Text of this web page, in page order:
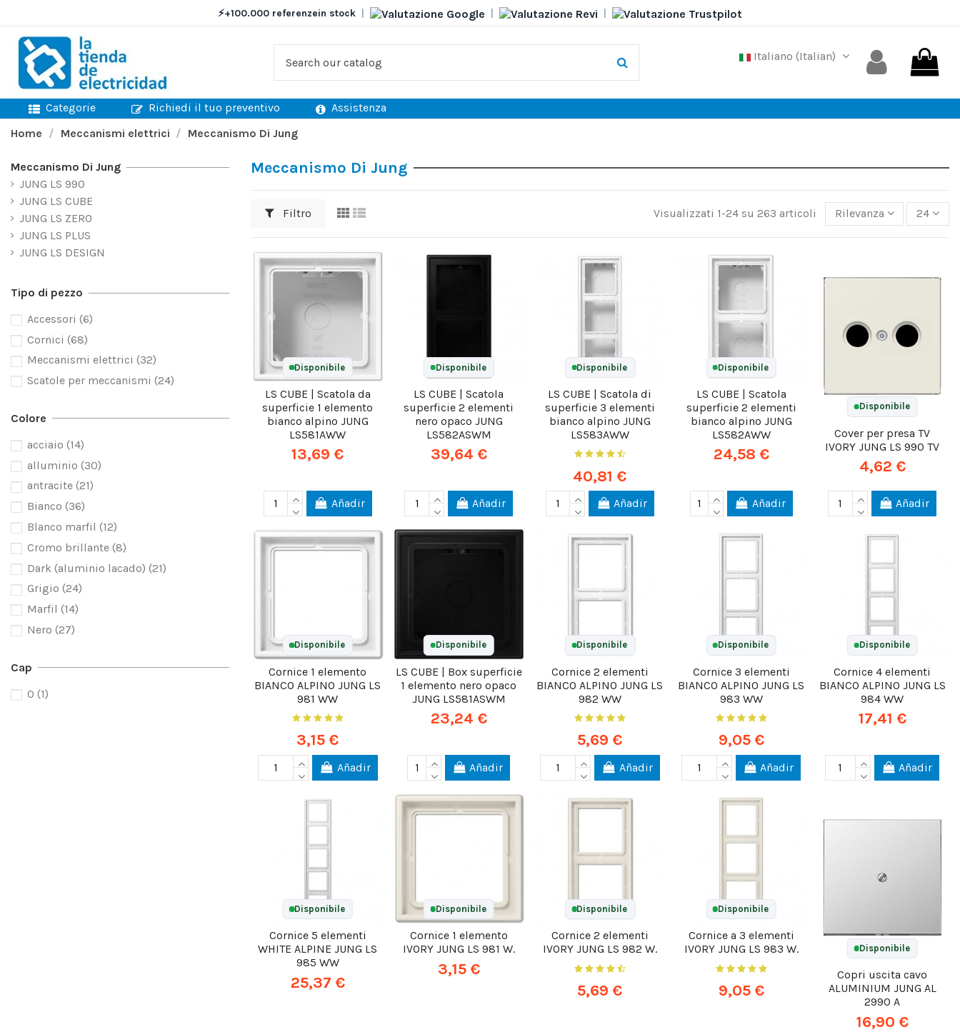
⚡+100.000 referenzein stock
Italiano (Italian)
Categorie Richiedi il tuo preventivo
Assistenza
Home
Meccanismi elettrici Meccanismo Di Jung
Meccanismo Di Jung
Filtro Visualizzati 1-24 su 263 articoli Rilevanza 24
Disponibile
LS CUBE | Scatola da
superficie 1 elemento
bianco alpino JUNG
LS581AWW
13,69 €
Añadir
Disponibile
LS CUBE | Scatola
superficie 2 elementi
nero opaco JUNG
LS582ASWM
39,64 €
Añadir
Disponibile
LS CUBE | Scatola di
superficie 3 elementi
bianco alpino JUNG
LS583AWW
40,81 €
Añadir
Disponibile
LS CUBE | Scatola
superficie 2 elementi
bianco alpino JUNG
LS582AWW
24,58 €
Añadir
Disponibile
Cover per presa TV
IVORY JUNG LS 990 TV
4,62 €
Añadir
Disponibile
Cornice 1 elemento
BIANCO ALPINO JUNG LS
981 WW
3,15 €
Añadir
Disponibile
LS CUBE | Box superficie
1 elemento nero opaco
JUNG LS581ASWM
23,24 €
Añadir
Disponibile
Cornice 2 elementi
BIANCO ALPINO JUNG LS
982 WW
5,69 €
Añadir
Disponibile
Cornice 3 elementi
BIANCO ALPINO JUNG LS
983 WW
9,05 €
Añadir
Disponibile
Cornice 4 elementi
BIANCO ALPINO JUNG LS
984 WW
17,41 €
Añadir
Disponibile
Cornice 5 elementi
WHITE ALPINE JUNG LS
985 WW
25,37 €
Disponibile
Cornice 1 elemento
IVORY JUNG LS 981 W.
3,15 €
Disponibile
Cornice 2 elementi
IVORY JUNG LS 982 W.
5,69 €
Disponibile
Cornice a 3 elementi
IVORY JUNG LS 983 W.
9,05 €
Disponibile
Copri uscita cavo
ALUMINIUM JUNG AL
2990 A
16,90 €
Meccanismo Di Jung
JUNG LS 990
JUNG LS CUBE
JUNG LS ZERO
JUNG LS PLUS
JUNG LS DESIGN
Tipo di pezzo
Accessori (6)
Cornici (68)
Meccanismi elettrici (32)
Scatole per meccanismi (24)
Colore
acciaio (14)
alluminio (30)
antracite (21)
Bianco (36)
Blanco marfil (12)
Cromo brillante (8)
Dark (aluminio lacado) (21)
Grigio (24)
Marfil (14)
Nero (27)
Cap
0 (1)